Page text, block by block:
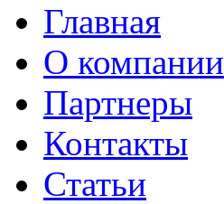
Главная
О компании
Партнеры
Контакты
Статьи